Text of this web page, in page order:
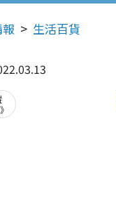
生活百貨